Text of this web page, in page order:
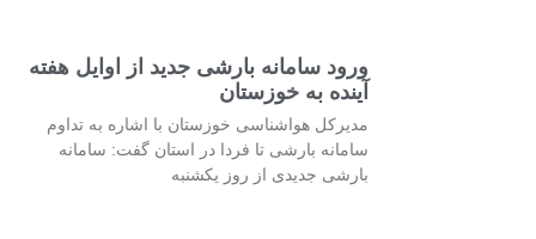
ورود سامانه بارشی جدید از اوایل هفته
آینده به خوزستان
مدیرکل هواشناسی خوزستان با اشاره به تداوم
سامانه بارشی تا فردا در استان گفت: سامانه
بارشی جدیدی از روز یکشنبه